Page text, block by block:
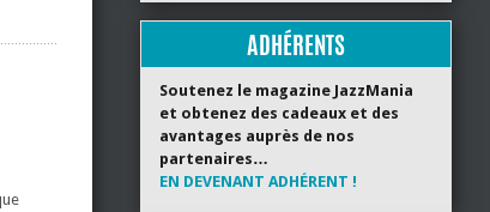
ADHÉRENTS
Soutenez le magazine JazzMania
et obtenez des cadeaux et des
avantages auprès de nos
partenaires…
EN DEVENANT ADHÉRENT !